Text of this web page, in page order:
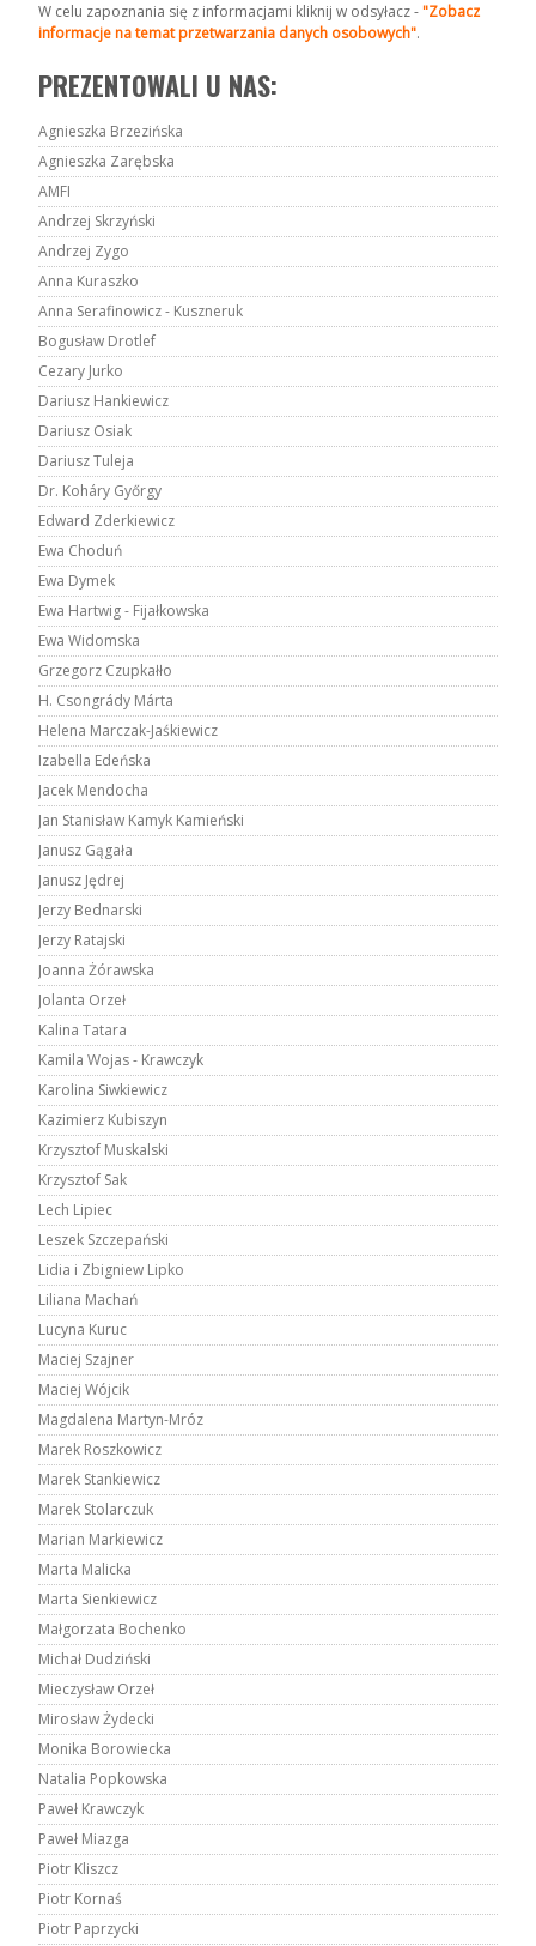
W celu zapoznania się z informacjami kliknij w odsyłacz -"Zobacz
informacje na temat przetwarzania danych osobowych".
PREZENTOWALI U NAS:
Agnieszka Brzezińska
Agnieszka Zarębska
AMFI
Andrzej Skrzyński
Andrzej Zygo
Anna Kuraszko
Anna Serafinowicz - Kuszneruk
Bogusław Drotlef
Cezary Jurko
Dariusz Hankiewicz
Dariusz Osiak
Dariusz Tuleja
Dr. Koháry Győrgy
Edward Zderkiewicz
Ewa Choduń
Ewa Dymek
Ewa Hartwig - Fijałkowska
Ewa Widomska
Grzegorz Czupkałło
H. Csongrády Márta
Helena Marczak-Jaśkiewicz
Izabella Edeńska
Jacek Mendocha
Jan Stanisław Kamyk Kamieński
Janusz Gągała
Janusz Jędrej
Jerzy Bednarski
Jerzy Ratajski
Joanna Żórawska
Jolanta Orzeł
Kalina Tatara
Kamila Wojas - Krawczyk
Karolina Siwkiewicz
Kazimierz Kubiszyn
Krzysztof Muskalski
Krzysztof Sak
Lech Lipiec
Leszek Szczepański
Lidia i Zbigniew Lipko
Liliana Machań
Lucyna Kuruc
Maciej Szajner
Maciej Wójcik
Magdalena Martyn-Mróz
Marek Roszkowicz
Marek Stankiewicz
Marek Stolarczuk
Marian Markiewicz
Marta Malicka
Marta Sienkiewicz
Małgorzata Bochenko
Michał Dudziński
Mieczysław Orzeł
Mirosław Żydecki
Monika Borowiecka
Natalia Popkowska
Paweł Krawczyk
Paweł Miazga
Piotr Kliszcz
Piotr Kornaś
Piotr Paprzycki